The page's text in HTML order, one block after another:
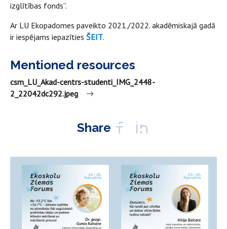
izglītības fonds”.
Ar LU Ekopadomes paveikto 2021./2022. akadēmiskajā gadā
ir iespējams iepazīties ŠEIT.
Mentioned resources
csm_LU_Akad-centrs-studenti_IMG_2448-
2_22042dc292.jpeg
Share